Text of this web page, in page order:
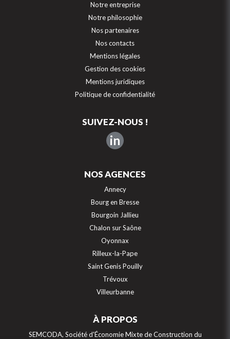
Notre entreprise
Notre philosophie
Nos partenaires
Nos contacts
Mentions légales
Gestion des cookies
Mentions juridiques
Politique de confidentialité
SUIVEZ-NOUS !
in
NOS AGENCES
Annecy
Bourg en Bresse
Bourgoin Jallieu
Chalon sur Saône
Oyonnax
Rilleux-la-Pape
Saint Genis Pouilly
Trévoux
Villeurbanne
À PROPOS
SEMCODA, Société d'Économie Mixte de Construction du
Continuer sans accepter